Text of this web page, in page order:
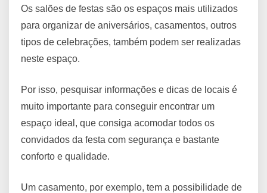
Os salões de festas são os espaços mais utilizados
para organizar de aniversários, casamentos, outros
tipos de celebrações, também podem ser realizadas
neste espaço.
Por isso, pesquisar informações e dicas de locais é
muito importante para conseguir encontrar um
espaço ideal, que consiga acomodar todos os
convidados da festa com segurança e bastante
conforto e qualidade.
Um casamento, por exemplo, tem a possibilidade de